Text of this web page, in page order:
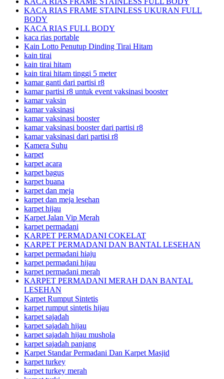
KACA RIAS FRAME STAINLESS UKURAN FULL
BODY
KACA RIAS FULL BODY
kaca rias portable
Kain Lotto Penutup Dinding Tirai Hitam
kain tirai
kain tirai hitam
kain tirai hitam tinggi 5 meter
kamar ganti dari partisi r8
kamar partisi r8 untuk event vaksinasi booster
kamar vaksin
kamar vaksinasi
kamar vaksinasi booster
kamar vaksinasi booster dari partisi r8
kamar vaksinasi dari partisi r8
Kamera Suhu
karpet
karpet acara
karpet bagus
karpet buana
karpet dan meja
karpet dan meja lesehan
karpet hijau
Karpet Jalan Vip Merah
karpet permadani
KARPET PERMADANI COKELAT
KARPET PERMADANI DAN BANTAL LESEHAN
karpet permadani hiaju
karpet permadani hijau
karpet permadani merah
KARPET PERMADANI MERAH DAN BANTAL
LESEHAN
Karpet Rumput Sintetis
karpet rumput sintetis hijau
karpet sajadah
karpet sajadah hijau
karpet sajadah hijau mushola
karpet sajadah panjang
Karpet Standar Permadani Dan Karpet Masjid
karpet turkey
karpet turkey merah